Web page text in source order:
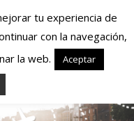
en
tu experiencia de
con la navegación,
la web.
Aceptar